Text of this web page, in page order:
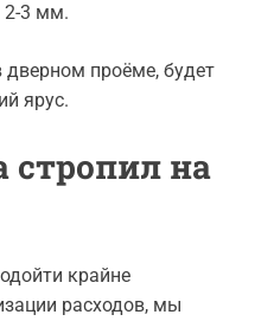
2-3 мм.
дверном проёме, будет
ярус.
стропил на
крайне
расходов, мы